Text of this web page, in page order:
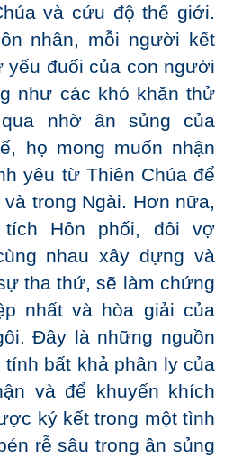
và cứu độ thế giới.
nhân, mỗi người kết
yếu đuối của con người
như các khó khăn thử
nhờ ân sủng của
họ mong muốn nhận
yêu từ Thiên Chúa để
trong Ngài. Hơn nữa,
Hôn phối, đôi vợ
nhau xây dựng và
tha thứ, sẽ làm chứng
nhất và hòa giải của
Đây là những nguồn
bất khả phân ly của
và để khuyến khích
ký kết trong một tình
rễ sâu trong ân sủng